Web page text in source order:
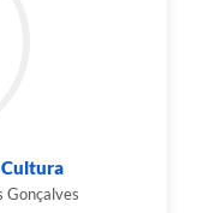
Gonçalves